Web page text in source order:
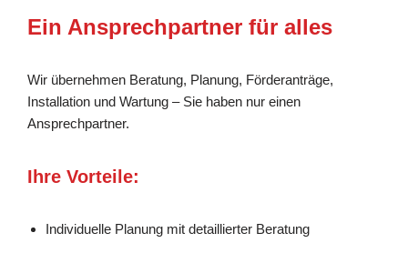
Ein Ansprechpartner für alles
Wir übernehmen Beratung, Planung, Förderanträge,
Installation und Wartung – Sie haben nur einen
Ansprechpartner.
Ihre Vorteile:
Individuelle Planung mit detaillierter Beratung